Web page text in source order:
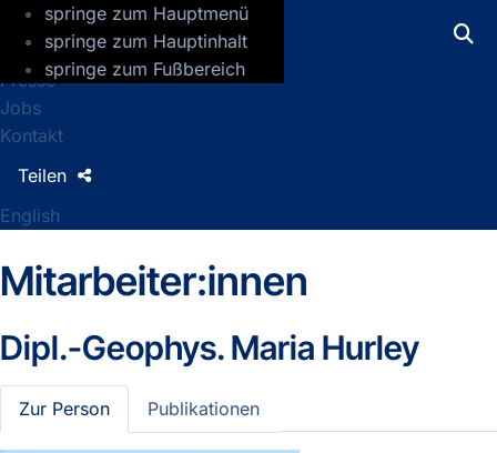
springe zum Hauptmenü
springe zum Hauptinhalt
springe zum Fußbereich
GFZ Helmholtz-Zentrum für
Presse
Jobs
Kontakt
English
Teilen
Mitarbeiter:innen
Dipl.-Geophys.Maria Hurley
Zur Person Publikationen